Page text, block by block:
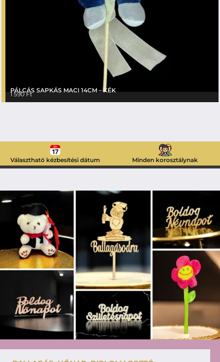
PÁLCÁS SAPKÁS MACI 14CM – KÉK
1 590Ft
Választható kézbesítési dátum Minden korosztálynak